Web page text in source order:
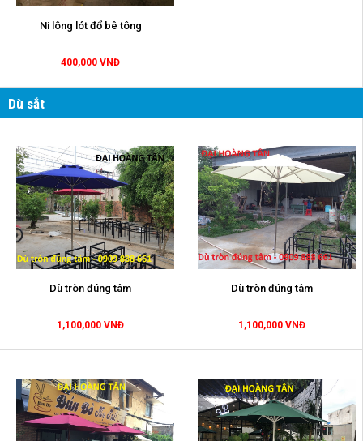
Ni lông lót đổ bê tông
400,000 VNĐ
Dù sắt
Dù tròn đúng tâm
1,100,000 VNĐ
Dù tròn đúng tâm
1,100,000 VNĐ